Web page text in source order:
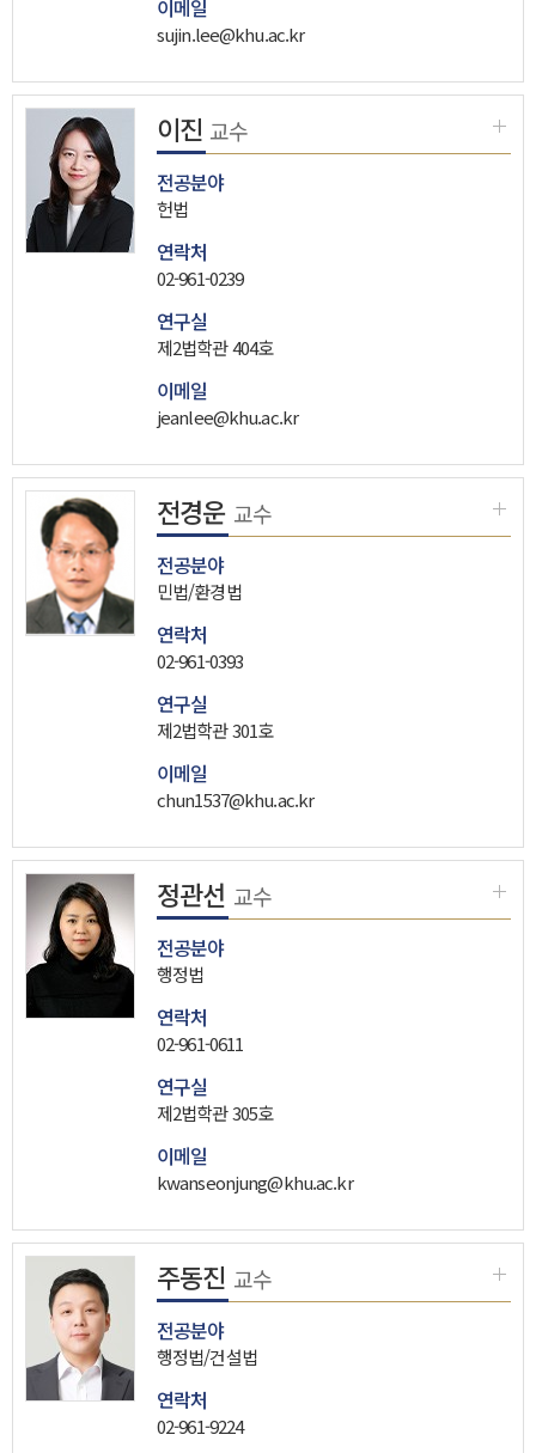
이메일
sujin.lee@khu.ac.kr
이진 교수
전공분야
헌법
연락처
02-961-0239
연구실
제2법학관 404호
이메일
jeanlee@khu.ac.kr
전경운 교수
전공분야
민법/환경법
연락처
02-961-0393
연구실
제2법학관 301호
이메일
chun1537@khu.ac.kr
정관선 교수
전공분야
행정법
연락처
02-961-0611
연구실
제2법학관 305호
이메일
kwanseonjung@khu.ac.kr
주동진 교수
전공분야
행정법/건설법
연락처
02-961-9224